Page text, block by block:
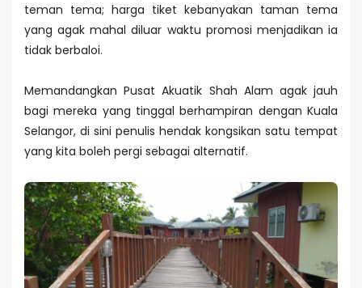
teman tema; harga tiket kebanyakan taman tema
yang agak mahal diluar waktu promosi menjadikan ia
tidak berbaloi.
Memandangkan Pusat Akuatik Shah Alam agak jauh
bagi mereka yang tinggal berhampiran dengan Kuala
Selangor, di sini penulis hendak kongsikan satu tempat
yang kita boleh pergi sebagai alternatif.